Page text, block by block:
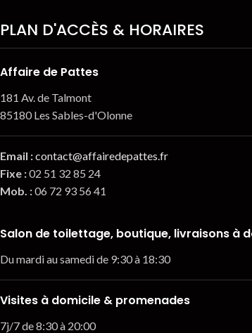
PLAN D'ACCÈS & HORAIRES
Affaire de Pattes
181 Av. de Talmont
85180 Les Sables-d'Olonne
Email :contact@affairedepattes.fr
Fixe :02 51 32 85 24
Mob. :06 72 93 56 41
Salon de toilettage, boutique, livraisons à
Du mardi au samedi de 9:30 à 18:30
Visites à domicile & promenades
7j/7 de 8:30 à 20:00